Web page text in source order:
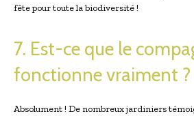
fête pour toute la biodiversité !
7. Est-ce que le
fonctionne vraiment ?
Absolument ! De nombreux jardiniers